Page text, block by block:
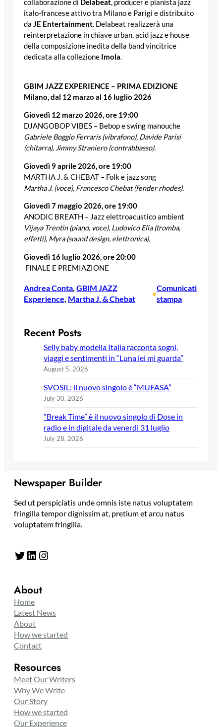
collaborazione di Delabeat, producer e pianista jazz
italo-francese attivo tra Milano e Parigi e distribuito
da JE Entertainment. Delabeat realizzerà una
reinterpretazione in chiave urban, acid jazz e house
della composizione inedita della band vincitrice
dedicata alla collezione Imola.
GBIM JAZZ EXPERIENCE – PRIMA EDIZIONE
Milano, dal 12 marzo al 16 luglio 2026
Giovedì 12 marzo 2026, ore 19:00
DJANGOBOP VIBES – Bebop e swing manouche
Gabriele Boggio Ferraris (vibrafono), Davide Parisi
(chitarra), Jimmy Straniero (contrabbasso).
Giovedì 9 aprile 2026, ore 19:00
MARTHA J. & CHEBAT – Folk e jazz song
Martha J. (voce), Francesco Chebat (fender rhodes).
Giovedì 7 maggio 2026, ore 19:00
ANODIC BREATH – Jazz elettroacustico ambient
Vijaya Trentin (piano, voce), Ludovico Elia (tromba,
effetti), Myra (sound design, elettronica).
Giovedì 16 luglio 2026, ore 20:00
FINALE E PREMIAZIONE
Andrea Conta, GBIM JAZZ
Experience, Martha J. & Chebat
•
Comunicati
stampa
Recent Posts
Selly baby modella Italia racconta sogni,
viaggi e sentimenti in “Luna lei mi guarda”
August 5, 2026
SVOSIL: il nuovo singolo è “MUFASA”
July 30, 2026
“Break Time” è il nuovo singolo di Dose in
radio e in digitale da venerdì 31 luglio
July 28, 2026
Newspaper Builder
Sed ut perspiciatis unde omnis iste natus voluptatem
fringilla tempor dignissim at, pretium et arcu natus
voluptatem fringilla.
Twitter LinkedIn Instagram
About
Home
Latest News
About
How we started
Contact
Resources
Meet Our Writers
Why We Write
Our Story
How we started
Our Experience